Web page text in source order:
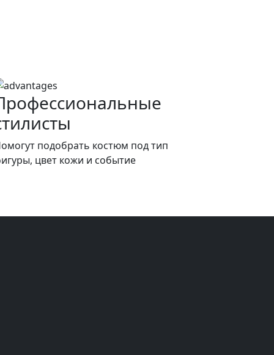
подобрать костюм под тип
цвет кожи и событие